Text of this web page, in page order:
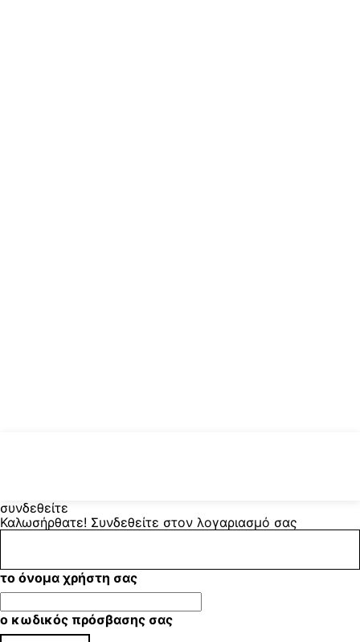
συνδεθείτε
Καλωσήρθατε! Συνδεθείτε στον λογαριασμό σας
το όνομα χρήστη σας
ο κωδικός πρόσβασης σας